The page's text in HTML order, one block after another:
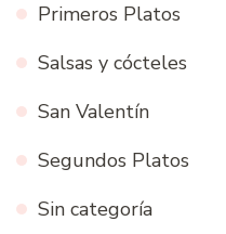
Primeros Platos
Salsas y cócteles
San Valentín
Segundos Platos
Sin categoría